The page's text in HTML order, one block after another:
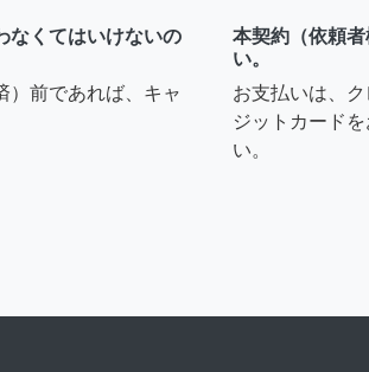
なくてはいけないの
）前であれば、キャ
本契約（依頼
い。
お支払いは、
ジットカード
い。